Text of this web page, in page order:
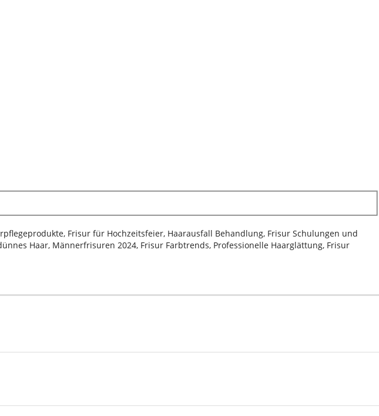
Frisur für Hochzeitsfeier, Haarausfall Behandlung, Frisur Schulungen und
Haar, Männerfrisuren 2024, Frisur Farbtrends, Professionelle Haarglättung, Frisur